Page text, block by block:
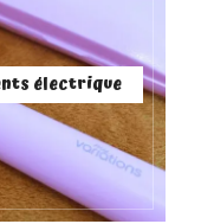
électrique